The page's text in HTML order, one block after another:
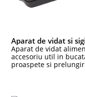
Aparat de vidat si
Aparat de vidat
accesoriu util in
proaspete si